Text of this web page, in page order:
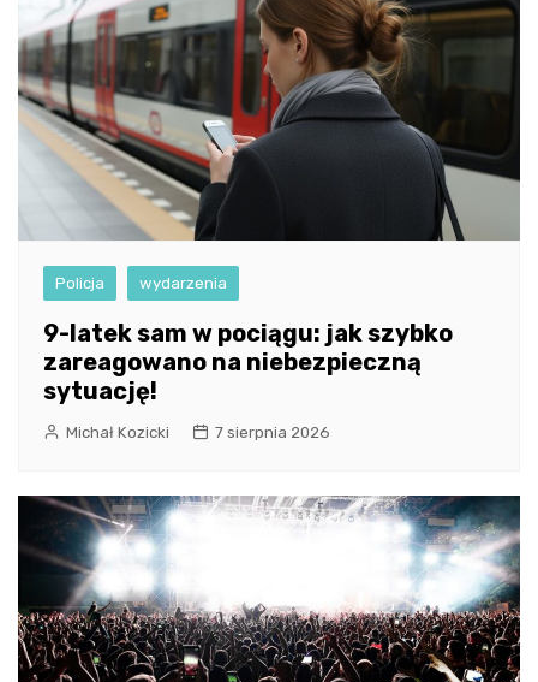
Policja wydarzenia
9-latek sam w pociągu: jak szybko
zareagowano na niebezpieczną
sytuację!
Michał Kozicki 7 sierpnia 2026